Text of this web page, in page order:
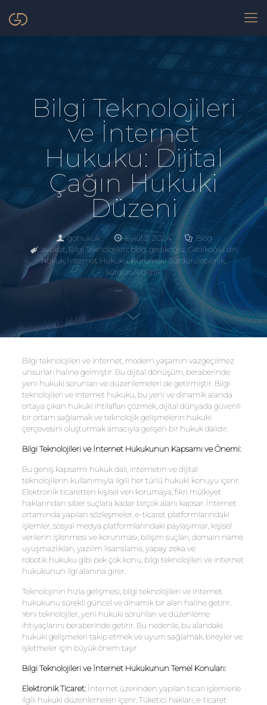
Bilgi Teknolojileri
ve İnternet
Hukuku: Dijital
Çağın Hukuki
Düzeni
gdhukuk Eylül 2, 2024
Blog
avukat Bilgi Teknolojileri blog,gedikoğlu Gedikoğlu diri
hukuk İnternet Hukuku,Kurumsal Sürdürülebilirlik,
sürdürülebilirlik
Bilgi teknolojileri ve internet, modern yaşamın vazgeçilmez
unsurları haline gelmiştir. Bu dijital dönüşüm, beraberinde
yeni hukuki sorunları ve düzenlemeleri de getirmiştir. Bilgi
teknolojileri ve internet hukuku, bu yeni ve dinamik alanda
ortaya çıkan hukuki ihtilafları çözmek, dijital dünyada güvenli
bir ortam sağlamak ve teknolojik gelişmelerin hukuki
çerçevesini oluşturmak amacıyla gelişen bir hukuk dalıdır.
Bilgi Teknolojileri ve İnternet Hukukunun Kapsamı ve Önemi:
Bu geniş kapsamlı hukuk dalı, internetin ve dijital
teknolojilerin kullanımıyla ilgili her türlü hukuki konuyu içerir.
Elektronik ticaretten kişisel veri korumaya, fikri mülkiyet
haklarından siber suçlara kadar birçok alanı kapsar. İnternet
ortamında yapılan sözleşmeler, e-ticaret platformlarındaki
işlemler, sosyal medya platformlarındaki paylaşımlar, kişisel
verilerin işlenmesi ve korunması, bilişim suçları, domain name
uyuşmazlıkları, yazılım lisanslama, yapay zeka ve
robotik hukuku gibi pek çok konu, bilgi teknolojileri ve internet
hukukunun ilgi alanına girer.
Teknolojinin hızla gelişmesi, bilgi teknolojileri ve internet
hukukunu sürekli güncel ve dinamik bir alan haline getirir.
Yeni teknolojiler, yeni hukuki sorunları ve düzenleme
ihtiyaçlarını beraberinde getirir. Bu nedenle, bu alandaki
hukuki gelişmeleri takip etmek ve uyum sağlamak, bireyler ve
işletmeler için büyük önem taşır.
Bilgi Teknolojileri ve İnternet Hukukunun Temel Konuları:
Elektronik Ticaret:İnternet üzerinden yapılan ticari işlemlerle
ilgili hukuki düzenlemeleri içerir. Tüketici hakları, e-ticaret